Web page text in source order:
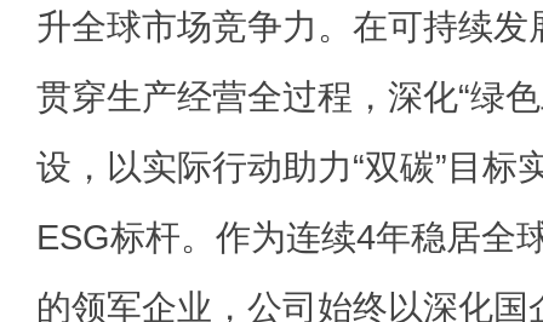
升全球市场竞争力。在可持续
贯穿生产经营全过程，深化“绿
设，以实际行动助力“双碳”目标
ESG标杆。作为连续4年稳居全
的领军企业，公司始终以深化